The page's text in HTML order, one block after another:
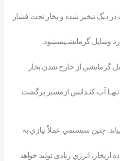
ديگ تبخير شده و بخار تحت فشار
وسايل گرمايشـيميشود.
گرمايشي از خارج شدن بخار
آب کنـدانس ازمسير برگشت
چنين سيستمي عملاً نيازي به
ازبخار، انرژي زيادي توليد خواهد